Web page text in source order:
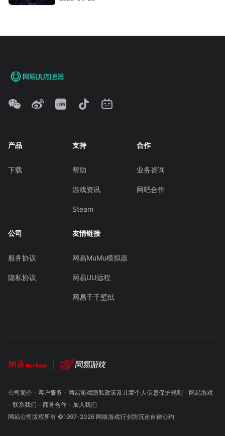
产品
下载
支持
帮助
游戏资讯
Steam
合作
业务咨询
网吧合作
公司
服务协议
隐私协议
友情链接
网易MuMu模拟器
网易UU远程
网易千千壁纸
公司简介- 客户服务 - 网易游戏隐私政策及儿童个人信息保护规则 - 网易游戏
- 联系我们 - 商务合作- 加入我们
网易公司版权所有 ©1997-2026 网络游戏行业防沉迷自律公约